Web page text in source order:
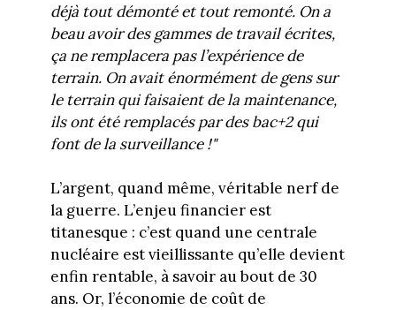
déjà tout démonté et tout remonté. On a
beau avoir des gammes de travail écrites,
ça ne remplacera pas l’expérience de
terrain. On avait énormément de gens sur
le terrain qui faisaient de la maintenance,
ils ont été remplacés par des bac+2 qui
font de la surveillance !"
L’argent, quand même, véritable nerf de
la guerre. L’enjeu financier est
titanesque : c’est quand une centrale
nucléaire est vieillissante qu’elle devient
enfin rentable, à savoir au bout de 30
ans. Or, l’économie de coût de